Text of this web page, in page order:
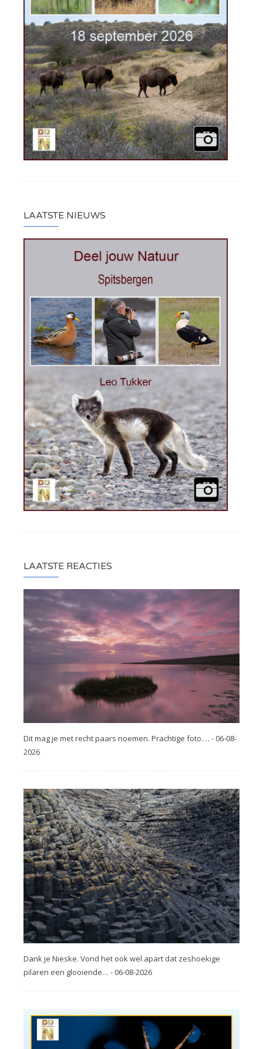
LAATSTE NIEUWS
LAATSTE REACTIES
Dit mag je met recht paars noemen. Prachtige foto.… - 06-08-
2026
Dank je Nieske. Vond het ook wel apart dat zeshoekige
pilaren een glooiende… - 06-08-2026